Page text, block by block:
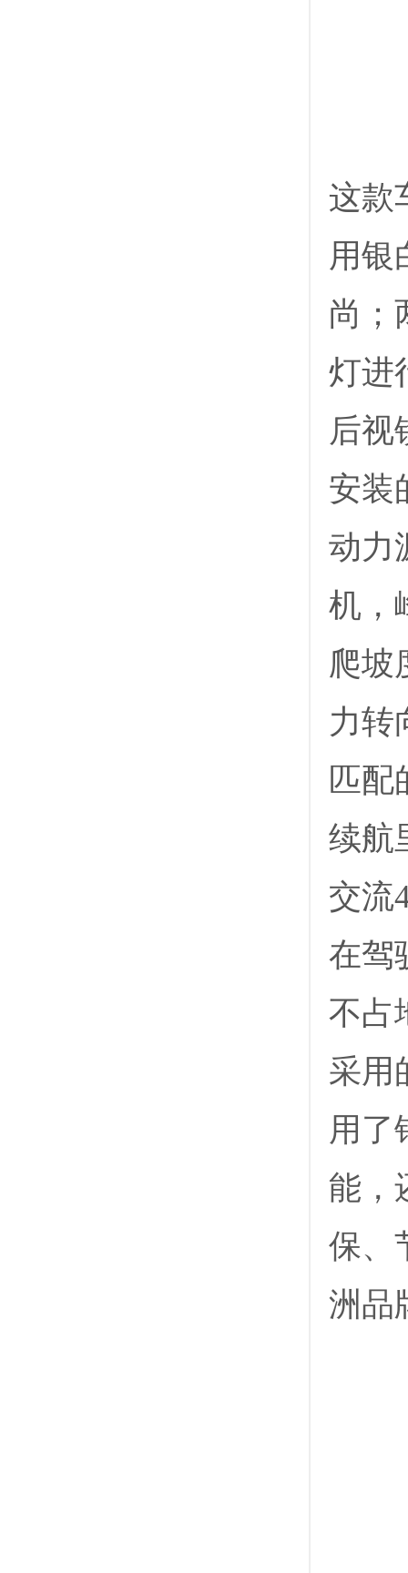
这款
用银
尚；
灯进
后视
安装
动力
机，
爬坡
力转
匹配
续航
交流
在驾
不占
采用
用了
能，
保、
洲品